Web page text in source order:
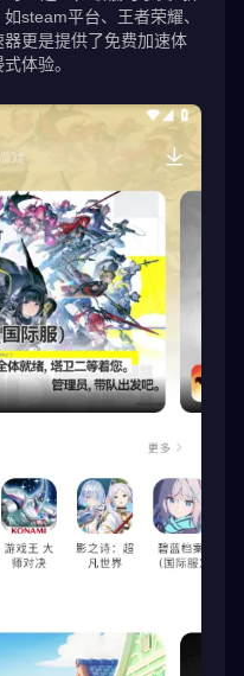
steam平台、王者荣耀、
更是提供了免费加速体
体验。